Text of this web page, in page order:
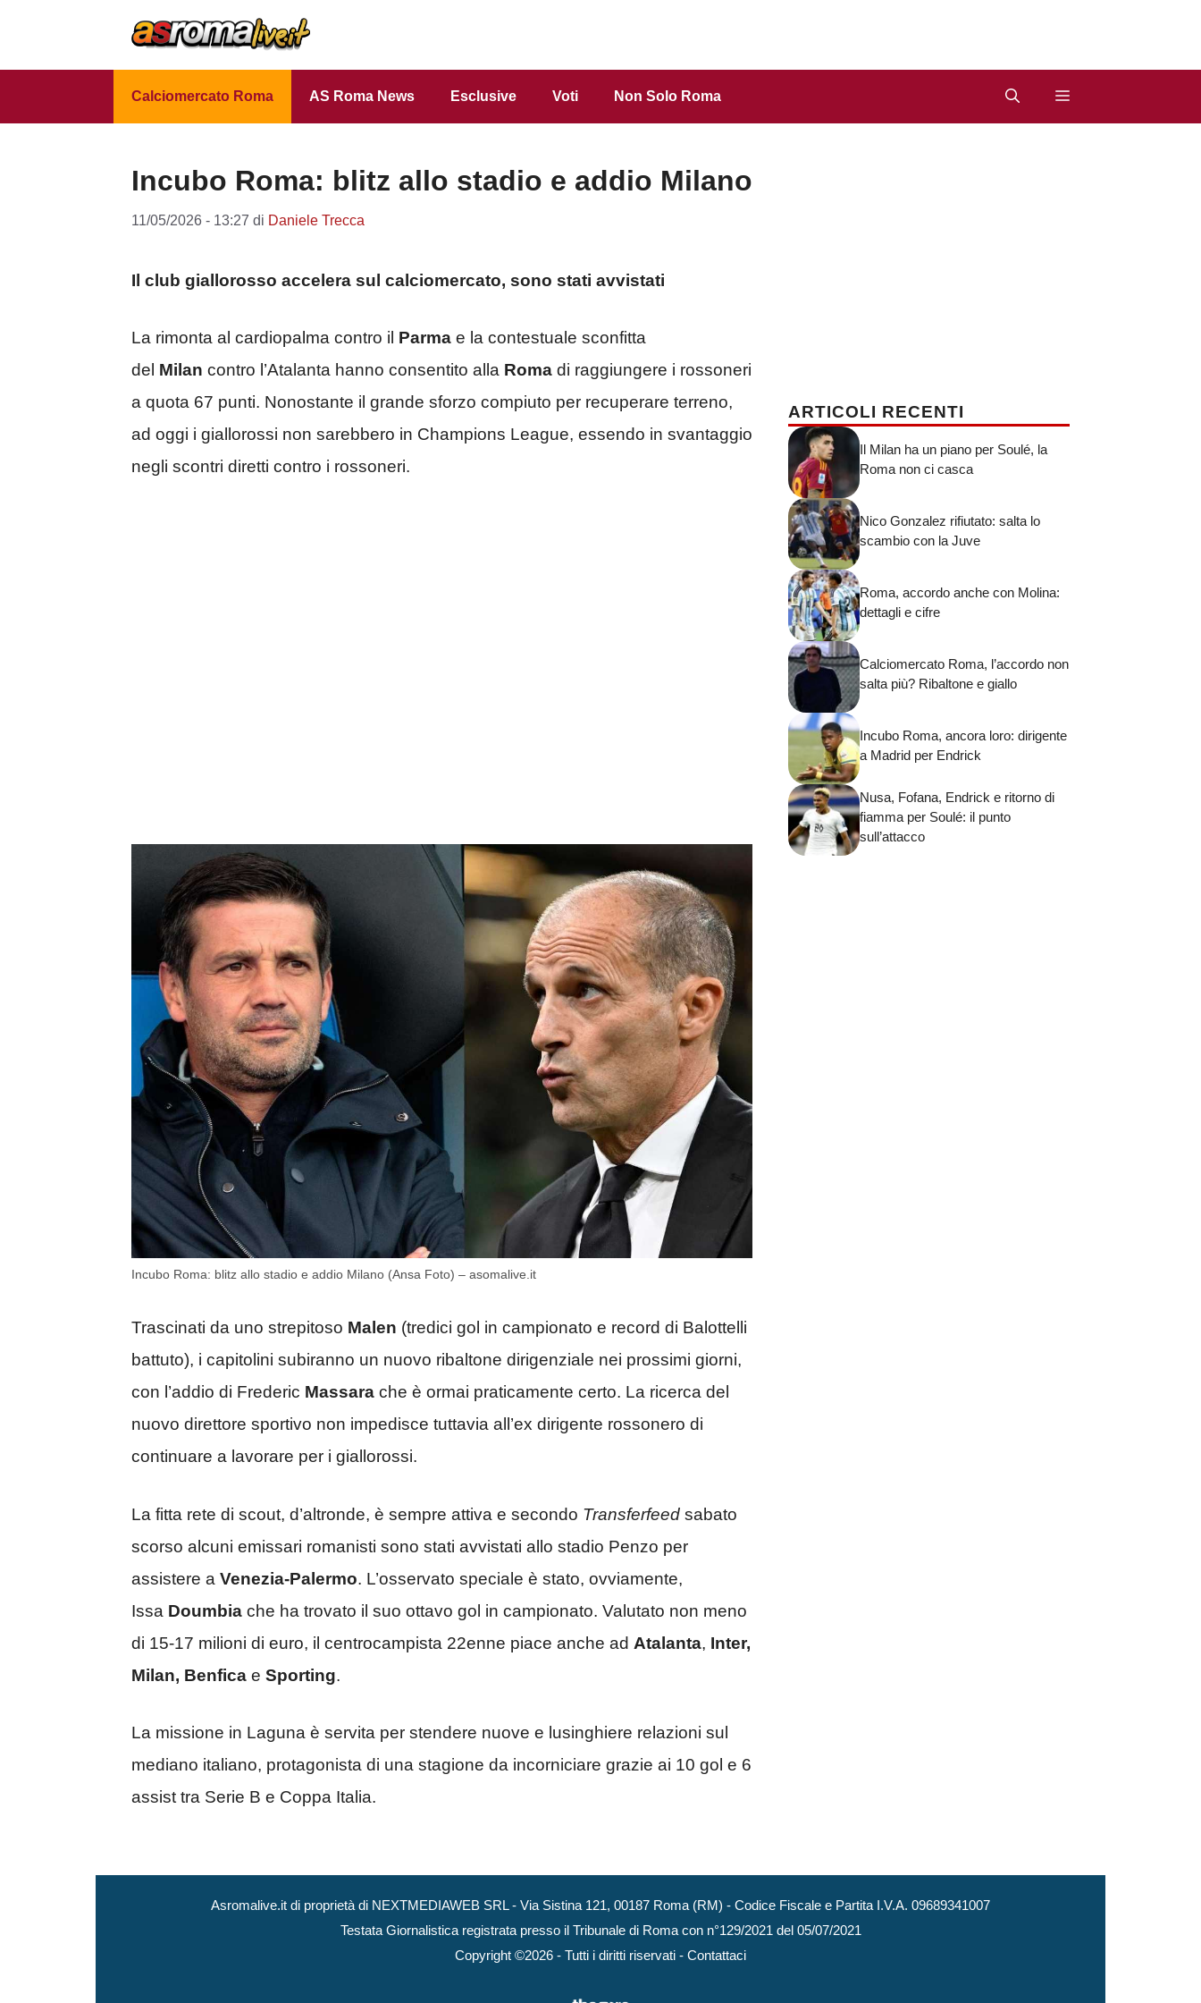
Calciomercato Roma AS Roma News Esclusive Voti Non Solo Roma
Incubo Roma: blitz allo stadio e addio Milano
11/05/2026 - 13:27 di Daniele Trecca
Il club giallorosso accelera sul calciomercato, sono stati avvistati
La rimonta al cardiopalma contro il Parma e la contestuale sconfitta
del Milan contro l’Atalanta hanno consentito alla Roma di raggiungere i rossoneri
a quota 67 punti. Nonostante il grande sforzo compiuto per recuperare terreno,
ad oggi i giallorossi non sarebbero in Champions League, essendo in svantaggio
negli scontri diretti contro i rossoneri.
Incubo Roma: blitz allo stadio e addio Milano (Ansa Foto) – asomalive.it
Trascinati da uno strepitoso Malen (tredici gol in campionato e record di Balottelli
battuto), i capitolini subiranno un nuovo ribaltone dirigenziale nei prossimi giorni,
con l’addio di Frederic Massara che è ormai praticamente certo. La ricerca del
nuovo direttore sportivo non impedisce tuttavia all’ex dirigente rossonero di
continuare a lavorare per i giallorossi.
La fitta rete di scout, d’altronde, è sempre attiva e secondo Transferfeed sabato
scorso alcuni emissari romanisti sono stati avvistati allo stadio Penzo per
assistere a Venezia-Palermo. L’osservato speciale è stato, ovviamente,
Issa Doumbia che ha trovato il suo ottavo gol in campionato. Valutato non meno
di 15-17 milioni di euro, il centrocampista 22enne piace anche ad Atalanta, Inter,
Milan, Benfica e Sporting.
La missione in Laguna è servita per stendere nuove e lusinghiere relazioni sul
mediano italiano, protagonista di una stagione da incorniciare grazie ai 10 gol e 6
assist tra Serie B e Coppa Italia.
ARTICOLI RECENTI
Il Milan ha un piano per Soulé, la
Roma non ci casca
Nico Gonzalez rifiutato: salta lo
scambio con la Juve
Roma, accordo anche con Molina:
dettagli e cifre
Calciomercato Roma, l’accordo non
salta più? Ribaltone e giallo
Incubo Roma, ancora loro: dirigente
a Madrid per Endrick
Nusa, Fofana, Endrick e ritorno di
fiamma per Soulé: il punto
sull’attacco
Asromalive.it di proprietà di NEXTMEDIAWEB SRL - Via Sistina 121, 00187 Roma (RM) - Codice Fiscale e Partita I.V.A. 09689341007
Testata Giornalistica registrata presso il Tribunale di Roma con n°129/2021 del 05/07/2021
Copyright ©2026 - Tutti i diritti riservati - Contattaci